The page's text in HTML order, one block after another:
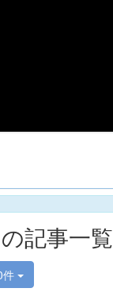
記事一覧
件